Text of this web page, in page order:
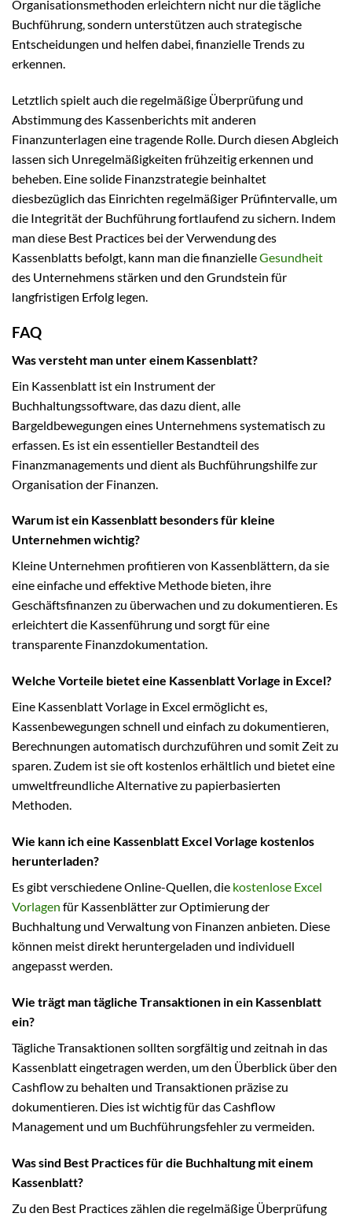
Organisationsmethoden erleichtern nicht nur die tägliche
Buchführung, sondern unterstützen auch strategische
Entscheidungen und helfen dabei, finanzielle Trends zu
erkennen.
Letztlich spielt auch die regelmäßige Überprüfung und
Abstimmung des Kassenberichts mit anderen
Finanzunterlagen eine tragende Rolle. Durch diesen Abgleich
lassen sich Unregelmäßigkeiten frühzeitig erkennen und
beheben. Eine solide Finanzstrategie beinhaltet
diesbezüglich das Einrichten regelmäßiger Prüfintervalle, um
die Integrität der Buchführung fortlaufend zu sichern. Indem
man diese Best Practices bei der Verwendung des
Kassenblatts befolgt, kann man die finanzielleGesundheit
des Unternehmens stärken und den Grundstein für
langfristigen Erfolg legen.
FAQ
Was versteht man unter einem Kassenblatt?
Ein Kassenblatt ist ein Instrument der
Buchhaltungssoftware, das dazu dient, alle
Bargeldbewegungen eines Unternehmens systematisch zu
erfassen. Es ist ein essentieller Bestandteil des
Finanzmanagements und dient als Buchführungshilfe zur
Organisation der Finanzen.
Warum ist ein Kassenblatt besonders für kleine
Unternehmen wichtig?
Kleine Unternehmen profitieren von Kassenblättern, da sie
eine einfache und effektive Methode bieten, ihre
Geschäftsfinanzen zu überwachen und zu dokumentieren. Es
erleichtert die Kassenführung und sorgt für eine
transparente Finanzdokumentation.
Welche Vorteile bietet eine Kassenblatt Vorlage in Excel?
Eine Kassenblatt Vorlage in Excel ermöglicht es,
Kassenbewegungen schnell und einfach zu dokumentieren,
Berechnungen automatisch durchzuführen und somit Zeit zu
sparen. Zudem ist sie oft kostenlos erhältlich und bietet eine
umweltfreundliche Alternative zu papierbasierten
Methoden.
Wie kann ich eine Kassenblatt Excel Vorlage kostenlos
herunterladen?
Es gibt verschiedene Online-Quellen, die kostenlose Excel
Vorlagen für Kassenblätter zur Optimierung der
Buchhaltung und Verwaltung von Finanzen anbieten. Diese
können meist direkt heruntergeladen und individuell
angepasst werden.
Wie trägt man tägliche Transaktionen in ein Kassenblatt
ein?
Tägliche Transaktionen sollten sorgfältig und zeitnah in das
Kassenblatt eingetragen werden, um den Überblick über den
Cashflow zu behalten und Transaktionen präzise zu
dokumentieren. Dies ist wichtig für das Cashflow
Management und um Buchführungsfehler zu vermeiden.
Was sind Best Practices für die Buchhaltung mit einem
Kassenblatt?
Zu den Best Practices zählen die regelmäßige Überprüfung